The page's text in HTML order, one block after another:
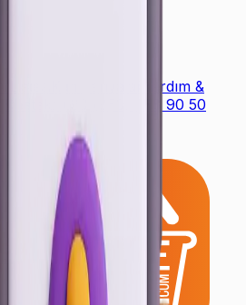
Listesi
Yardım &
Destek: +90 (850) 888 90 50